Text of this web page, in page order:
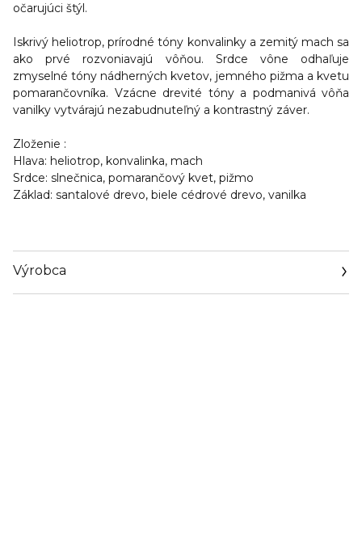
očarujúci štýl.
Iskrivý heliotrop, prírodné tóny konvalinky a zemitý mach sa
ako prvé rozvoniavajú vôňou. Srdce vône odhaľuje
zmyselné tóny nádherných kvetov, jemného pižma a kvetu
pomarančovníka. Vzácne drevité tóny a podmanivá vôňa
vanilky vytvárajú nezabudnuteľný a kontrastný záver.
Zloženie :
Hlava: heliotrop, konvalinka, mach
Srdce: slnečnica, pomarančový kvet, pižmo
Základ: santalové drevo, biele cédrové drevo, vanilka
Výrobca